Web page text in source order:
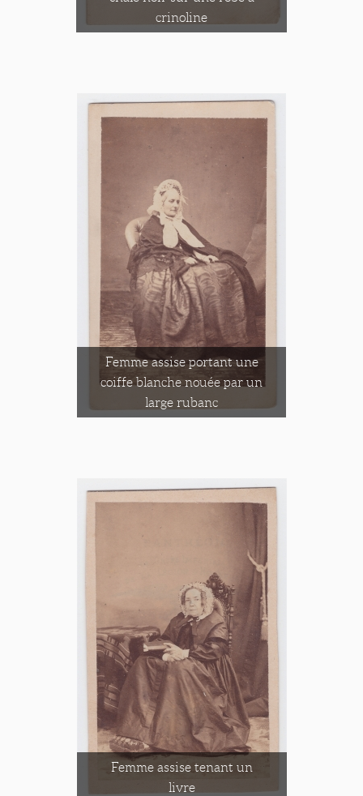
crinoline
Femme assise portant une
coiffe blanche nouée par un
large rubanc
Femme assise tenant un
livre